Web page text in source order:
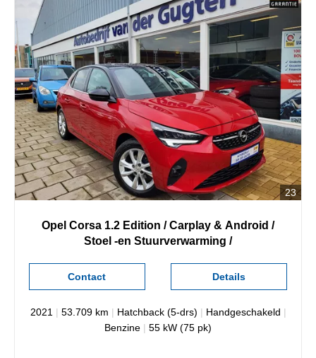
23
Opel Corsa 1.2 Edition / Carplay & Android /
Stoel -en Stuurverwarming /
Details
Contact
2021 | 53.709 km | Hatchback (5-drs) | Handgeschakeld |
Benzine | 55 kW (75 pk)